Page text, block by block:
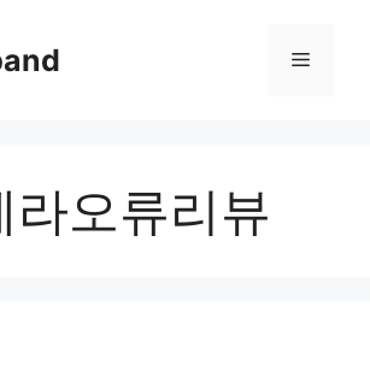
메
라오류리뷰